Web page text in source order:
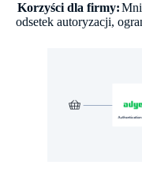
Korzyści dla firmy:
odsetek autoryzacji,